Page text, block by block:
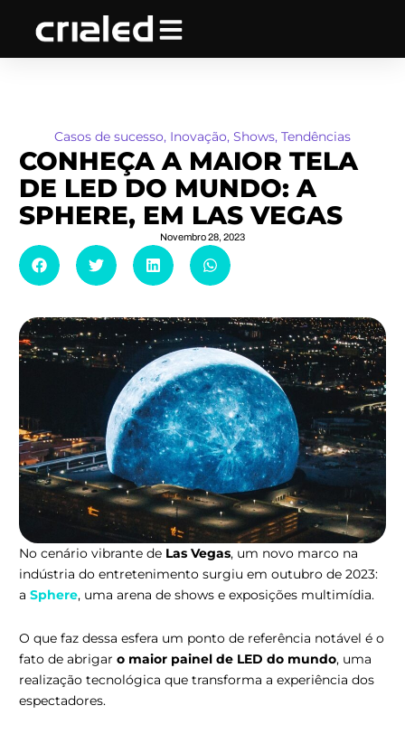
Casos de sucesso, Inovação, Shows, Tendências
CONHEÇA A MAIOR TELA
DE LED DO MUNDO: A
SPHERE, EM LAS VEGAS
Novembro 28, 2023
No cenário vibrante de Las Vegas, um novo marco na
indústria do entretenimento surgiu em outubro de 2023:
a Sphere, uma arena de shows e exposições multimídia.
O que faz dessa esfera um ponto de referência notável é o
fato de abrigar o maior painel de LED do mundo, uma
realização tecnológica que transforma a experiência dos
espectadores.